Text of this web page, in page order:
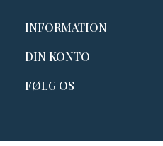
INFORMATION
DIN KONTO
FØLG OS